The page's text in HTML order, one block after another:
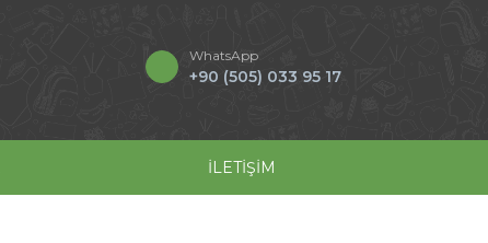
WhatsApp
+90 (505) 033 95 17
İLETİŞİM